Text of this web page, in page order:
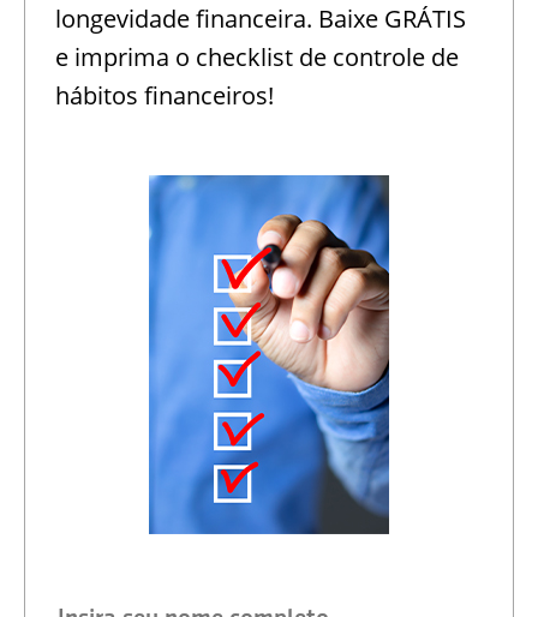
longevidade financeira. Baixe GRÁTIS
e imprima o checklist de controle de
hábitos financeiros!